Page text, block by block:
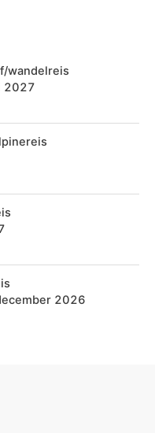
wandelreis
2027
2026